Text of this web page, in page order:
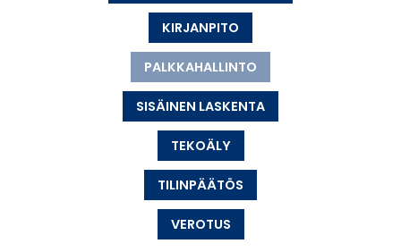
KIRJANPITO
PALKKAHALLINTO
SISÄINEN LASKENTA
TEKOÄLY
TILINPÄÄTÖS
VEROTUS